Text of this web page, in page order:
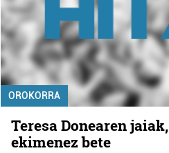
OROKORRA
Teresa Donearen
ekimenez bete